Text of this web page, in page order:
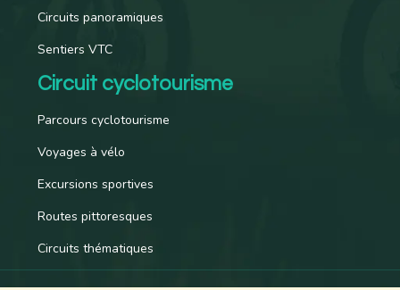
Circuits panoramiques
Sentiers VTC
Circuit cyclotourisme
Parcours cyclotourisme
Voyages à vélo
Excursions sportives
Routes pittoresques
Circuits thématiques